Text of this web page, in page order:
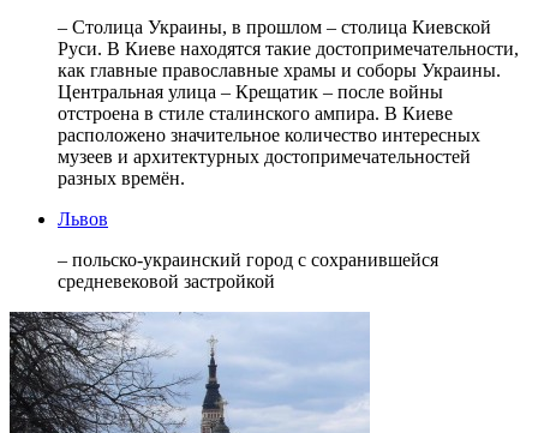
– Столица Украины, в прошлом – столица Киевской
Руси. В Киеве находятся такие достопримечательности,
как главные православные храмы и соборы Украины.
Центральная улица – Крещатик – после войны
отстроена в стиле сталинского ампира. В Киеве
расположено значительное количество интересных
музеев и архитектурных достопримечательностей
разных времён.
Львов
– польско-украинский город с сохранившейся
средневековой застройкой